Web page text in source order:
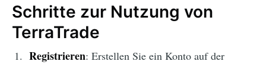
Schritte zur Nutzung von
TerraTrade
Registrieren: Erstellen Sie ein Konto auf der